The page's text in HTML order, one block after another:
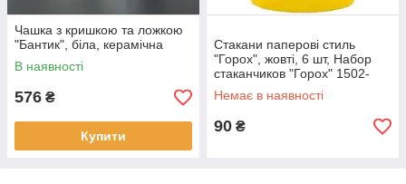
Чашка з кришкою та ложкою
"Бантик", біла, керамічна
В наявності
576 ₴
Купити
Стакани паперові стиль
"Горох", жовті, 6 шт, Набор
стаканчиков "Горох" 1502-
3938
Немає в наявності
90 ₴